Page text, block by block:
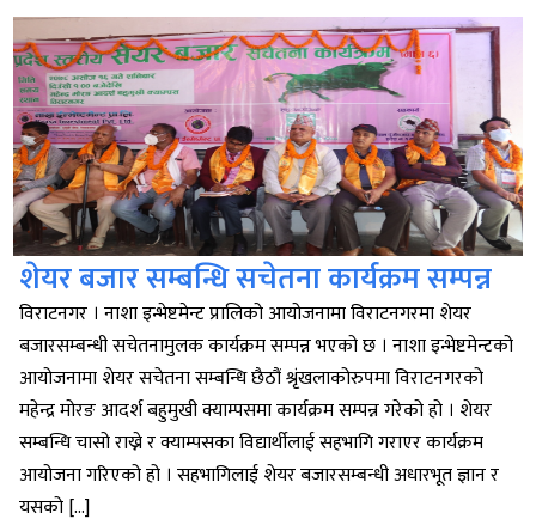
शेयर बजार सम्बन्धि सचेतना कार्यक्रम सम्पन्न
विराटनगर । नाशा इन्भेष्टमेन्ट प्रालिको आयोजनामा विराटनगरमा शेयर
बजारसम्बन्धी सचेतनामुलक कार्यक्रम सम्पन्न भएको छ । नाशा इन्भेष्टमेन्टको
आयोजनामा शेयर सचेतना सम्बन्धि छैठौं श्रृंखलाकोरुपमा विराटनगरको
महेन्द्र मोरङ आदर्श बहुमुखी क्याम्पसमा कार्यक्रम सम्पन्न गरेको हो । शेयर
सम्बन्धि चासो राख्ने र क्याम्पसका विद्यार्थीलाई सहभागि गराएर कार्यक्रम
आयोजना गरिएको हो । सहभागिलाई शेयर बजारसम्बन्धी अधारभूत ज्ञान र
यसको […]